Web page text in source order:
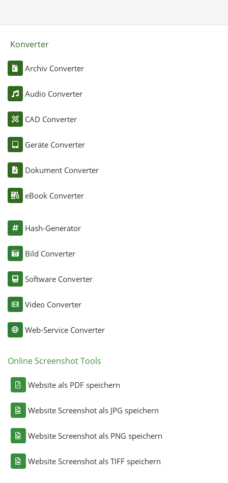
Konverter
Archiv Converter
Audio Converter
CAD Converter
Geräte Converter
Dokument Converter
eBook Converter
Hash-Generator
Bild Converter
Software Converter
Video Converter
Web-Service Converter
Online Screenshot Tools
Website als PDF speichern
Website Screenshot als JPG speichern
Website Screenshot als PNG speichern
Website Screenshot als TIFF speichern